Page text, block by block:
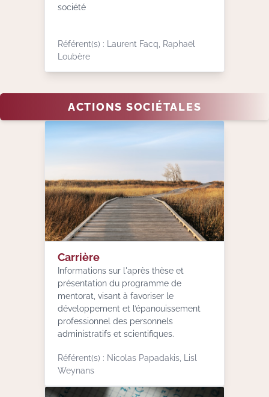
société
Référent(s) : Laurent Facq, Raphaël
Loubère
ACTIONS SOCIÉTALES
Carrière
Informations sur l'après thèse et
présentation du programme de
mentorat, visant à favoriser le
développement et l’épanouissement
professionnel des personnels
administratifs et scientifiques.
Référent(s) : Nicolas Papadakis, Lisl
Weynans